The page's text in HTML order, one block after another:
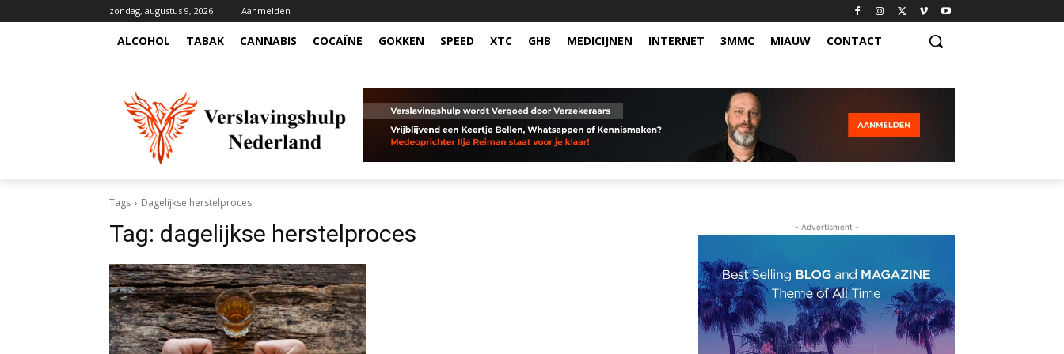
zondag, augustus 9, 2026 Aanmelden
ALCOHOL TABAK CANNABIS COCAÏNE GOKKEN SPEED XTC GHB MEDICIJNEN INTERNET 3MMC MIAUW CONTACT
Tags Dagelijkse herstelproces
Tag: dagelijkse herstelproces - Advertisment -